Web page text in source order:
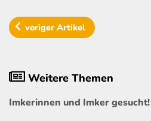
vorigerArtikel
Weitere Themen
Imkerinnen und Imker gesucht!